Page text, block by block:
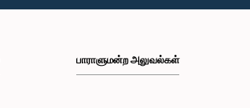
பாராளுமன்ற அலுவல்கள்